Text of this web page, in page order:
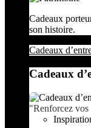
Cadeaux
son histoire.
Cadeaux
Cadeaux
"Renforcez